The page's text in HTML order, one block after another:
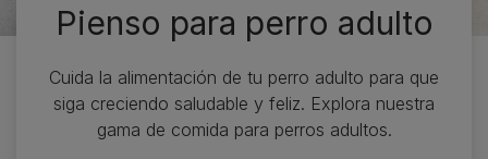
Pienso para perro adulto
Cuida la alimentación de tu perro adulto para que
siga creciendo saludable y feliz. Explora nuestra
gama de comida para perros adultos.